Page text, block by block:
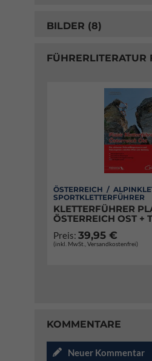
BILDER (8)
FÜHRERLITERATUR
ÖSTERREICH /
SPORTKLETTERFÜHRER
KLETTERFÜHRER
ÖSTERREICH OST +
Preis: 39,95 €
(inkl. MwSt., Versandkostenfrei)
KOMMENTARE
Neuer Kommentar